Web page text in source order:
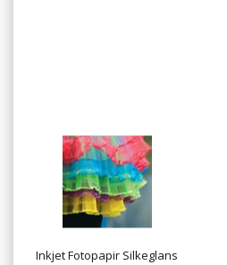
Inkjet Fotopapir Silkeglans